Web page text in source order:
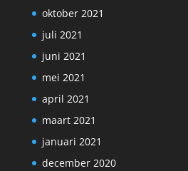
oktober 2021
juli 2021
juni 2021
mei 2021
april 2021
maart 2021
januari 2021
december 2020